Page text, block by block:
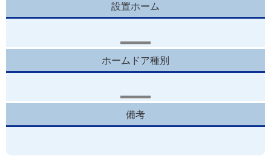
設置ホーム
ホームドア種別
備考